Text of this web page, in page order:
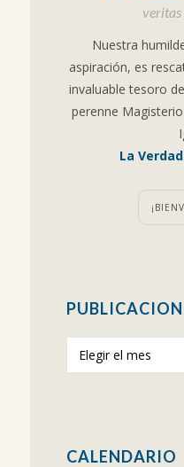
Nuestra
aspiración, es
invaluable tesoro
perenne
La
anteriores
CALENDARIO